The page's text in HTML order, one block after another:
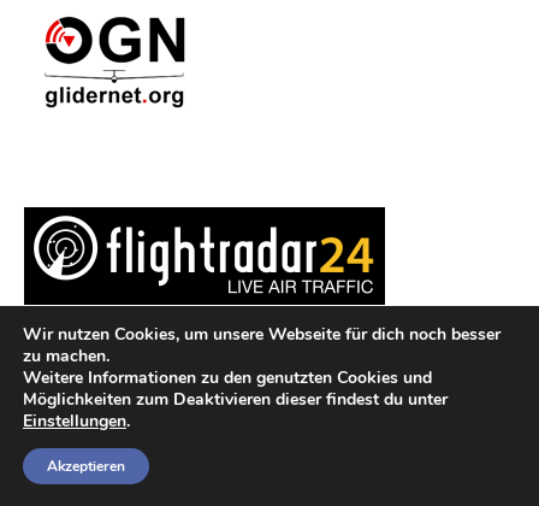
Wir nutzen Cookies, um unsere Webseite für dich noch besser
zu machen.
Weitere Informationen zu den genutzten Cookies und
Möglichkeiten zum Deaktivieren dieser findest du unter
Einstellungen.
Akzeptieren